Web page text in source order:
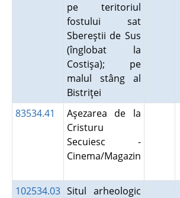
pe teritoriul
fostului sat
Sbereştii de Sus
(înglobat la
Costişa); pe
malul stâng al
Bistriţei
83534.41
Aşezarea de la
Cristuru
Secuiesc -
Cinema/Magazin
102534.03 Situl arheologic